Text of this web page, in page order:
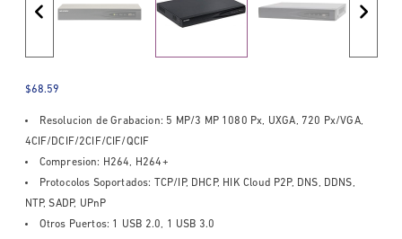
$68.59
Resolucion de Grabacion: 5 MP/3 MP 1080 Px, UXGA, 720 Px/VGA,
4CIF/DCIF/2CIF/CIF/QCIF
Compresion: H264, H264+
Protocolos Soportados: TCP/IP, DHCP, HIK Cloud P2P, DNS, DDNS,
NTP, SADP, UPnP
Otros Puertos: 1 USB 2.0, 1 USB 3.0